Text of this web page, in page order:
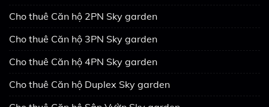
Cho thuê Căn hộ 2PN Sky garden
Cho thuê Căn hộ 3PN Sky garden
Cho thuê Căn hộ 4PN Sky garden
Cho thuê Căn hộ Duplex Sky garden